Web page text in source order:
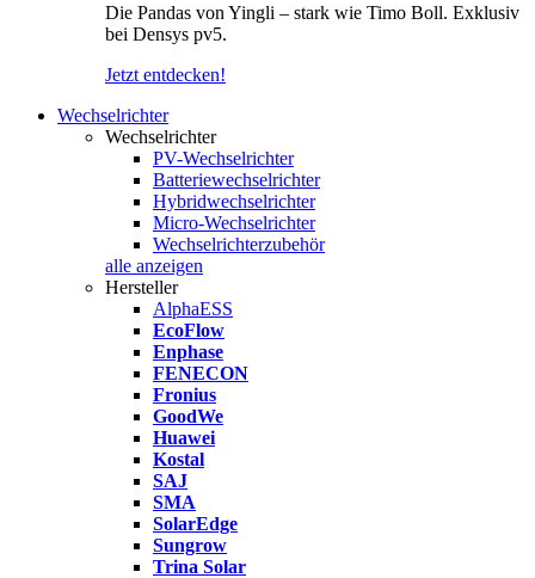
Die Pandas von Yingli – stark wie Timo Boll. Exklusiv
bei Densys pv5.
Jetzt entdecken!
Wechselrichter
Wechselrichter
PV-Wechselrichter
Batteriewechselrichter
Hybridwechselrichter
Micro-Wechselrichter
Wechselrichterzubehör
alle anzeigen
Hersteller
AlphaESS
EcoFlow
Enphase
FENECON
Fronius
GoodWe
Huawei
Kostal
SAJ
SMA
SolarEdge
Sungrow
Trina Solar